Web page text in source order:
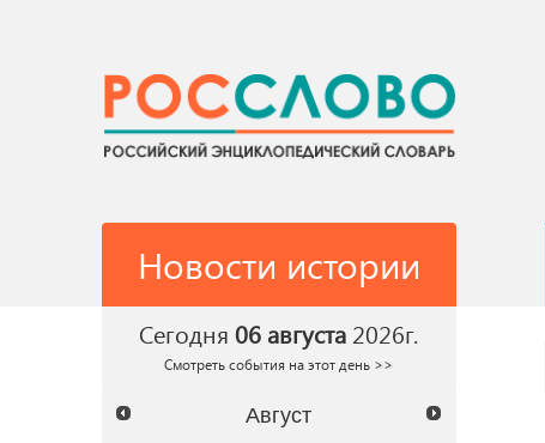
Новости истории
Сегодня 06 августа 2026г.
Смотреть события на этот день >>
Август